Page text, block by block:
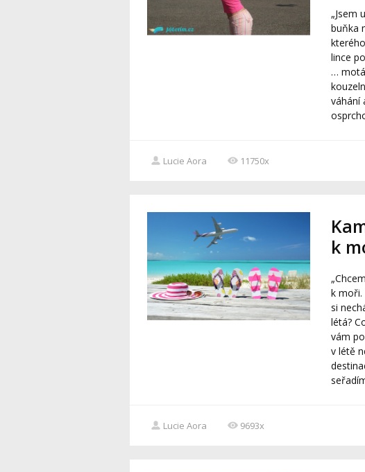
„Jsem
buňka
lince
…
váhání
Lucie Aora 11750x
k
k moři.
si
létá?
vám
v létě
Lucie Aora 9693x